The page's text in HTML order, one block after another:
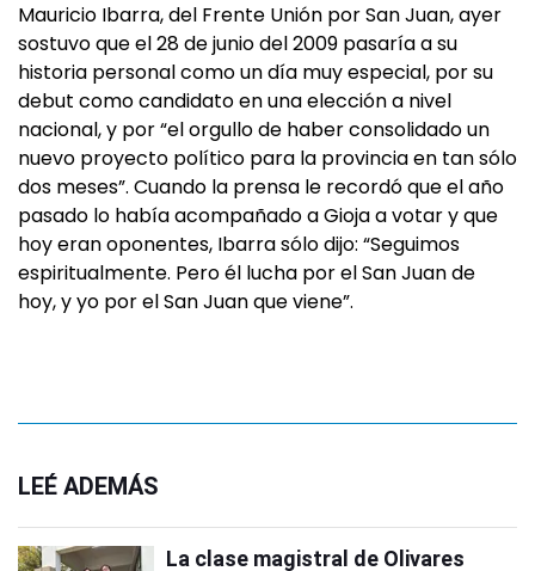
Mauricio Ibarra, del Frente Unión por San Juan, ayer
sostuvo que el 28 de junio del 2009 pasaría a su
historia personal como un día muy especial, por su
debut como candidato en una elección a nivel
nacional, y por “el orgullo de haber consolidado un
nuevo proyecto político para la provincia en tan sólo
dos meses”. Cuando la prensa le recordó que el año
pasado lo había acompañado a Gioja a votar y que
hoy eran oponentes, Ibarra sólo dijo: “Seguimos
espiritualmente. Pero él lucha por el San Juan de
hoy, y yo por el San Juan que viene”.
LEÉ ADEMÁS
La clase magistral de Olivares